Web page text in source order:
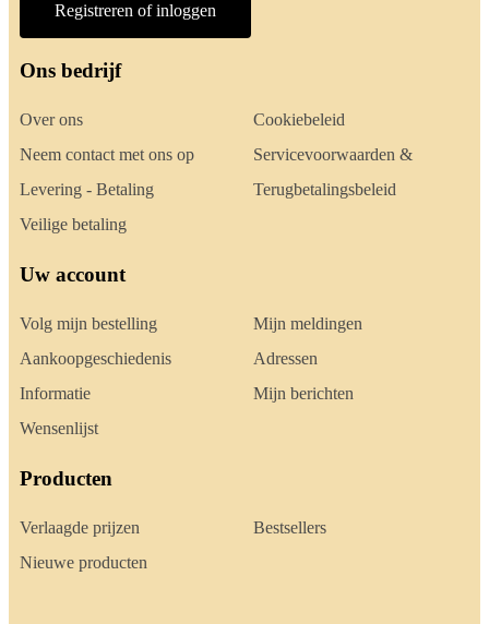
Registreren of inloggen
Ons bedrijf
Over ons
Neem contact met ons op
Levering - Betaling
Veilige betaling
Cookiebeleid
Servicevoorwaarden &
Terugbetalingsbeleid
Uw account
Volg mijn bestelling
Aankoopgeschiedenis
Informatie
Wensenlijst
Mijn meldingen
Adressen
Mijn berichten
Producten
Verlaagde prijzen
Nieuwe producten
Bestsellers